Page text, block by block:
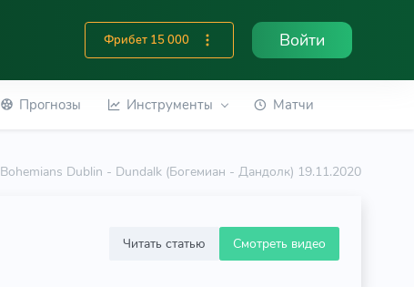
Фрибет 15 000 Войти
Прогнозы Инструменты Матчи
Bohemians Dublin - Dundalk (Богемиан - Дандолк) 19.11.2020
Читать статью Смотреть видео